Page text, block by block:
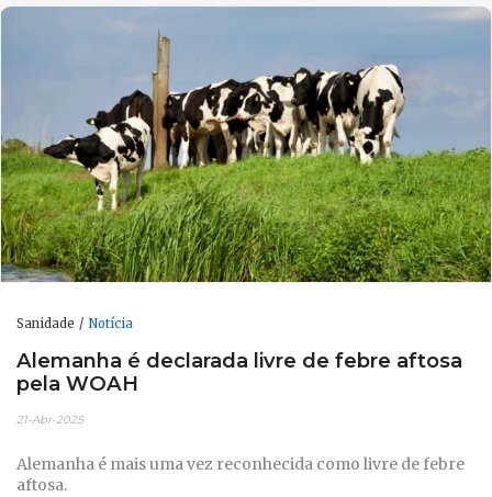
Sanidade Notícia
Alemanha é declarada livre de febre aftosa
pela WOAH
21-Abr-2025
Alemanha é mais uma vez reconhecida como livre de febre
aftosa.